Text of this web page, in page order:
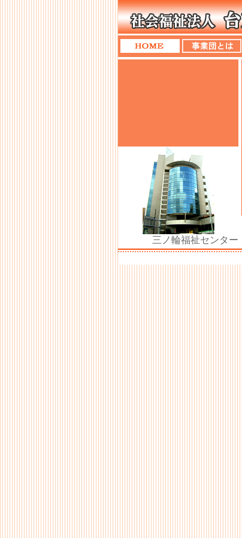
三ノ輪福祉センター